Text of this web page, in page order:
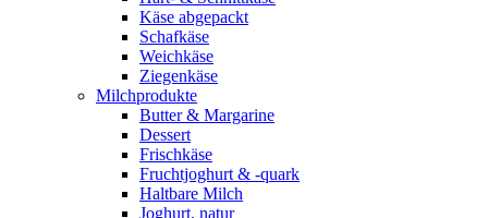
Käse abgepackt
Schafkäse
Weichkäse
Ziegenkäse
Milchprodukte
Butter & Margarine
Dessert
Frischkäse
Fruchtjoghurt & -quark
Haltbare Milch
Joghurt, natur